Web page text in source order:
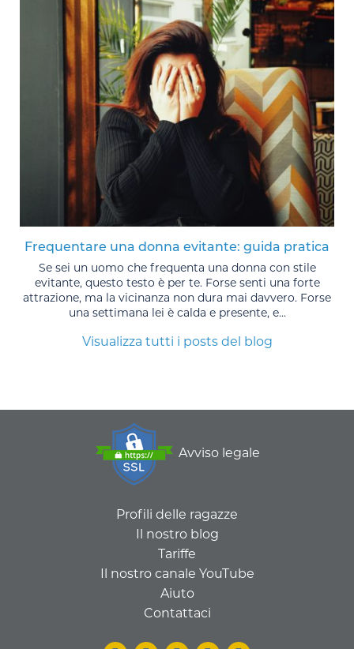
Frequentare una donna evitante: guida pratica
Se sei un uomo che frequenta una donna con stile
evitante, questo testo è per te. Forse senti una forte
attrazione, ma la vicinanza non dura mai davvero. Forse
una settimana lei è calda e presente, e...
Visualizza tutti i posts del blog
Avviso legale
Profili delle ragazze
Il nostro blog
Tariffe
Il nostro canale YouTube
Aiuto
Contattaci